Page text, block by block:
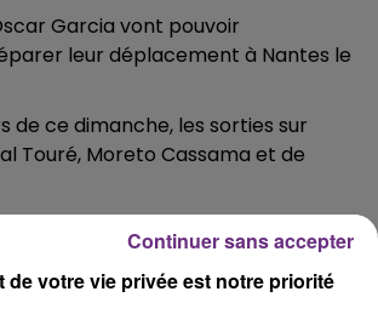
Garcia vont pouvoir
leur déplacement à Nantes le
de ce dimanche, les sorties sur
Touré, Moreto Cassama et de
de votre vie privée est notre priorité
Continuer sans accepter